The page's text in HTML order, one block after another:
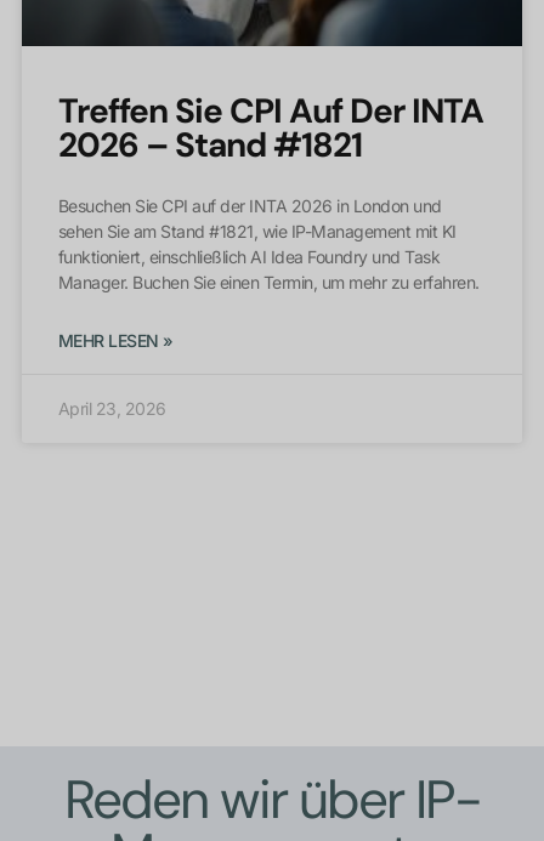
Treffen Sie CPI Auf Der INTA
2026 – Stand #1821
Besuchen Sie CPI auf der INTA 2026 in London und
sehen Sie am Stand #1821, wie IP-Management mit KI
funktioniert, einschließlich AI Idea Foundry und Task
Manager. Buchen Sie einen Termin, um mehr zu erfahren.
MEHR LESEN »
April 23, 2026
Reden wir über IP-